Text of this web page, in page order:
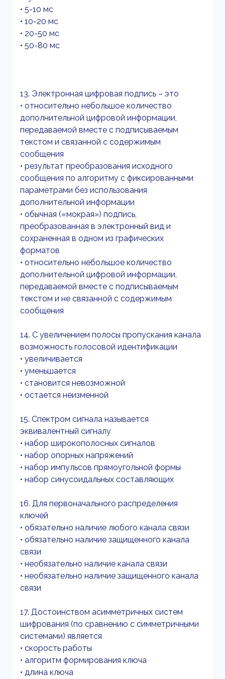
• 5-10 мс
• 10-20 мс
• 20-50 мс
• 50-80 мс
13. Электронная цифровая подпись – это
• относительно небольшое количество
дополнительной цифровой информации,
передаваемой вместе с подписываемым
текстом и связанной с содержимым
сообщения
• результат преобразования исходного
сообщения по алгоритму с фиксированными
параметрами без использования
дополнительной информации
• обычная («мокрая») подпись,
преобразованная в электронный вид и
сохраненная в одном из графических
форматов
• относительно небольшое количество
дополнительной цифровой информации,
передаваемой вместе с подписываемым
текстом и не связанной с содержимым
сообщения
14. С увеличением полосы пропускания канала
возможность голосовой идентификации
• увеличивается
• уменьшается
• становится невозможной
• остается неизменной
15. Спектром сигнала называется
эквивалентный сигналу
• набор широкополосных сигналов
• набор опорных напряжений
• набор импульсов прямоугольной формы
• набор синусоидальных составляющих
16. Для первоначального распределения
ключей
• обязательно наличие любого канала связи
• обязательно наличие защищенного канала
связи
• необязательно наличие канала связи
• необязательно наличие защищенного канала
связи
17. Достоинством асимметричных систем
шифрования (по сравнению с симметричными
системами) является
• скорость работы
• алгоритм формирования ключа
• длина ключа